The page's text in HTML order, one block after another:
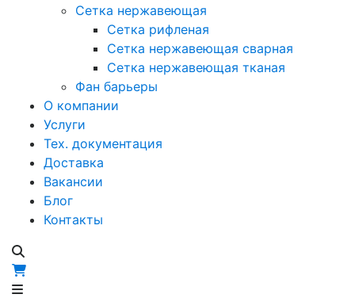
Сетка нержавеющая
Сетка рифленая
Сетка нержавеющая сварная
Сетка нержавеющая тканая
Фан барьеры
О компании
Услуги
Тех. документация
Доставка
Вакансии
Блог
Контакты